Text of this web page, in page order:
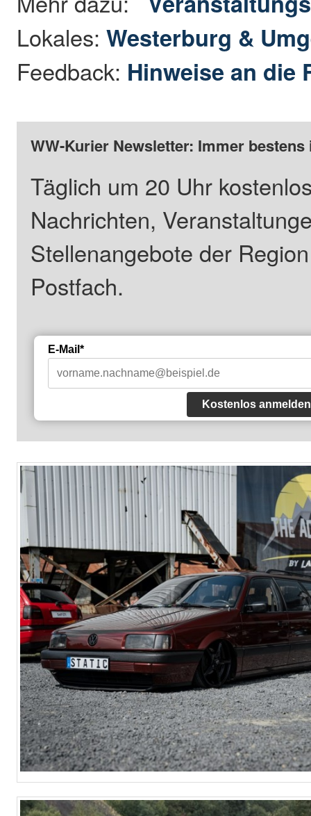
Lokales:Westerburg &
Feedback: Hinweise an die
WW-Kurier Newsletter: Immer
Täglich um 20 Uhr
Nachrichten,
Stellenangebote der
Postfach.
E-Mail*
Kostenlos anmelden